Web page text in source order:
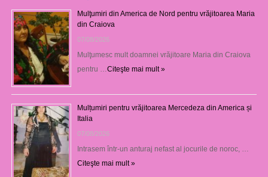
Mulţumiri din America de Nord pentru vrăjitoarea Maria
din Craiova
07/08/2026
Mulţumesc mult doamnei vrăjitoare Maria din Craiova
pentru … Citeşte mai mult »
Mulțumiri pentru vrăjitoarea Mercedeza din America și
Italia
07/08/2026
Intrasem într-un anturaj nefast al jocurile de noroc, …
Citeşte mai mult »